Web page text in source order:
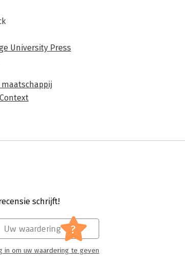
University Press
maatschappij
schrijft!
Uw waardering ?
in om uw waardering te geven